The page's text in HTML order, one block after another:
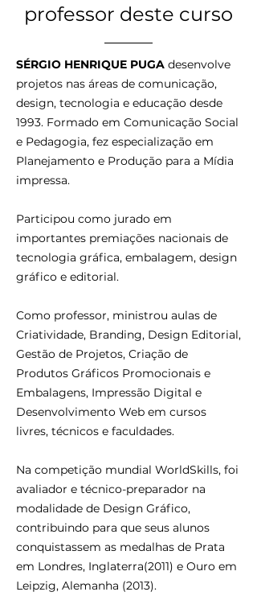
professor deste curso
SÉRGIO HENRIQUE PUGA desenvolve
projetos nas áreas de comunicação,
design, tecnologia e educação desde
1993. Formado em Comunicação Social
e Pedagogia, fez especialização em
Planejamento e Produção para a Mídia
impressa.
Participou como jurado em
importantes premiações nacionais de
tecnologia gráfica, embalagem, design
gráfico e editorial.
Como professor, ministrou aulas de
Criatividade, Branding, Design Editorial,
Gestão de Projetos, Criação de
Produtos Gráficos Promocionais e
Embalagens, Impressão Digital e
Desenvolvimento Web em cursos
livres, técnicos e faculdades.
Na competição mundial WorldSkills, foi
avaliador e técnico-preparador na
modalidade de Design Gráfico,
contribuindo para que seus alunos
conquistassem as medalhas de Prata
em Londres, Inglaterra(2011) e Ouro em
Leipzig, Alemanha (2013).